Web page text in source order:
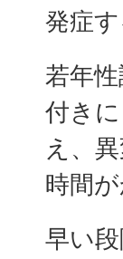
発症
若年
付き
え、
時間
早い